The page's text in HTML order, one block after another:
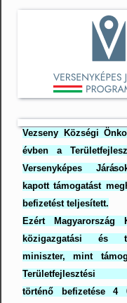
Vezseny Községi
évben a
Versenyképes
kapott támogatást
befizetést teljesített.
Ezért
közigazgatási és
miniszter, mint
történő befizetése 4